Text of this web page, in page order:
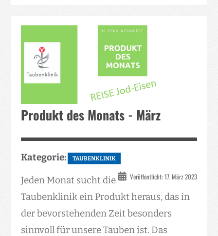
Produkt des Monats - März
Kategorie: TAUBENKLINIK
Veröffentlicht: 17. März 2023
Jeden Monat sucht die
Taubenklinik ein Produkt heraus, das in
der bevorstehenden Zeit besonders
sinnvoll für unsere Tauben ist. Das